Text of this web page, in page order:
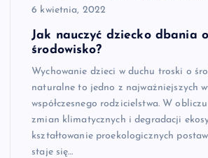
6 kwietnia, 2022
Jak nauczyć dziecko dbania o
środowisko?
Wychowanie dzieci w duchu troski o
naturalne to jedno z najważniejszych
współczesnego rodzicielstwa. W
zmian klimatycznych i degradacji
kształtowanie proekologicznych
staje się…